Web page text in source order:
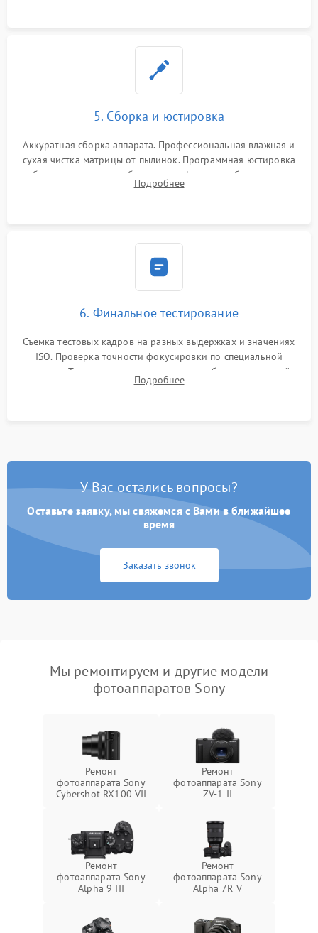
5. Сборка и юстировка
Аккуратная сборка аппарата. Профессиональная влажная и
сухая чистка матрицы от пылинок. Программная юстировка
рабочего отрезка, калибровка автофокуса, стабилизатора и
экспозамера с помощью сервисного ПО.
Подробнее
6. Финальное тестирование
Съемка тестовых кадров на разных выдержках и значениях
ISO. Проверка точности фокусировки по специальной
мишени. Тест записи на карту памяти, работы встроенной
вспышки, микрофона и всех кнопок управления.
Подробнее
У Вас остались вопросы?
Оставьте заявку, мы свяжемся с Вами в ближайшее
время
Заказать звонок
Мы ремонтируем и другие модели
фотоаппаратов Sony
Ремонт
фотоаппарата Sony
Cybershot RX100 VII
Ремонт
фотоаппарата Sony
ZV-1 II
Ремонт
фотоаппарата Sony
Alpha 9 III
Ремонт
фотоаппарата Sony
Alpha 7R V